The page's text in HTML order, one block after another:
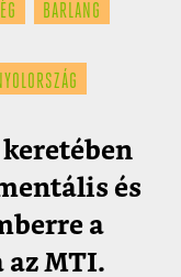
BARLANG
és
a
MTI.